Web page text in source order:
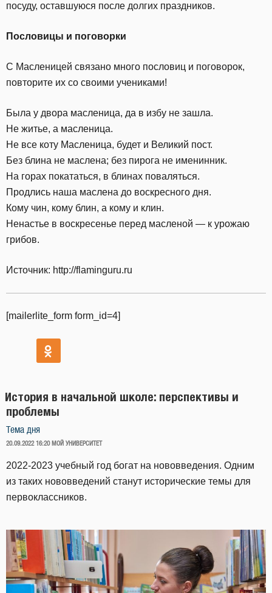
посуду, оставшуюся после долгих праздников.
Пословицы и поговорки
С Масленицей связано много пословиц и поговорок,
повторите их со своими учениками!
Была у двора масленица, да в избу не зашла.
Не житье, а масленица.
Не все коту Масленица, будет и Великий пост.
Без блина не маслена; без пирога не именинник.
На горах покататься, в блинах поваляться.
Продлись наша маслена до воскресного дня.
Кому чин, кому блин, а кому и клин.
Ненастье в воскресенье перед масленой — к урожаю
грибов.
Источник: http://flaminguru.ru
[mailerlite_form form_id=4]
История в начальной школе: перспективы и
проблемы
Тема дня
ОПУБЛИКОВАНО
20.09.2022 16:20 МОЙ УНИВЕРСИТЕТ
2022-2023 учебный год богат на нововведения. Одним
из таких нововведений станут исторические темы для
первоклассников.